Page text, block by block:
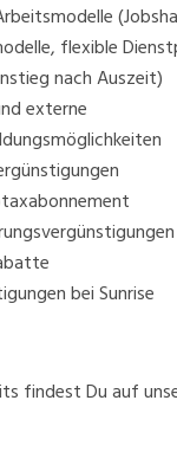
flexible
nach Auszeit)
externe
bei Sunrise
findest Du auf